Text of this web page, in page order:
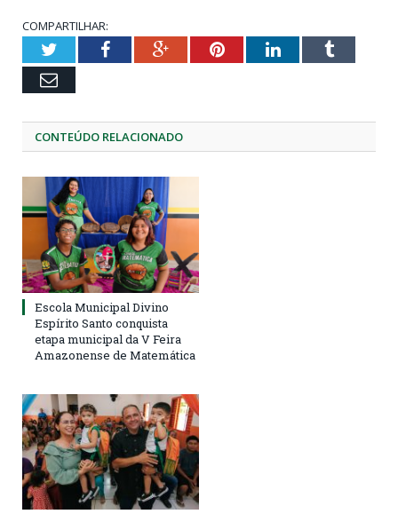
COMPARTILHAR:
TwitterFacebookGoogle+PinterestLinkedInTumblr
Email
CONTEÚDO RELACIONADO
Escola Municipal Divino
Espírito Santo conquista
etapa municipal da V Feira
Amazonense de Matemática